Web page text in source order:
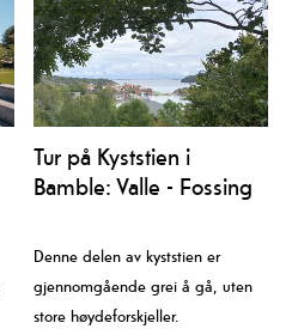
Tur på Kyststien i
Bamble: Valle - Fossing
Denne delen av kyststien er
gjennomgående grei å gå, uten
store høydeforskjeller.